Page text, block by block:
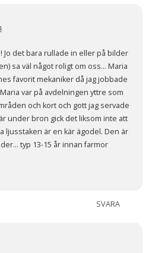
Jo det bara rullade in eller på bilder
sa väl något roligt om oss… Maria
favorit mekaniker då jag jobbade
var på avdelningen yttre som
och kort och gott jag servade
under bron gick det liksom inte att
ljusstaken är en kär ägodel. Den är
typ 13-15 år innan farmor
SVARA